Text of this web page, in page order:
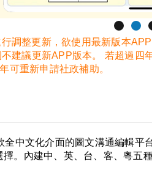
調整更新，欲使用最新版本
建議更新APP版本。 若超過四
可重新申請社政補助。
中文化介面的圖文溝通編輯
。內建中、英、台、客、粵五